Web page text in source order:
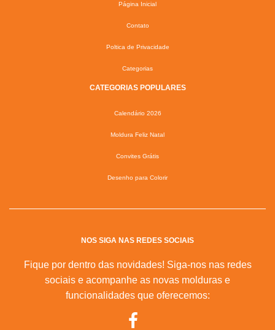
Página Inicial
Contato
Poltica de Privacidade
Categorias
CATEGORIAS POPULARES
Calendário 2026
Moldura Feliz Natal
Convites Grátis
Desenho para Colorir
NOS SIGA NAS REDES SOCIAIS
Fique por dentro das novidades! Siga-nos nas redes
sociais e acompanhe as novas molduras e
funcionalidades que oferecemos: